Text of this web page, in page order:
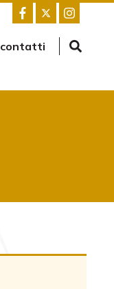
contatti